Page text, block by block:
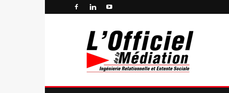
Officiel
Médiation
Professionnelle
et